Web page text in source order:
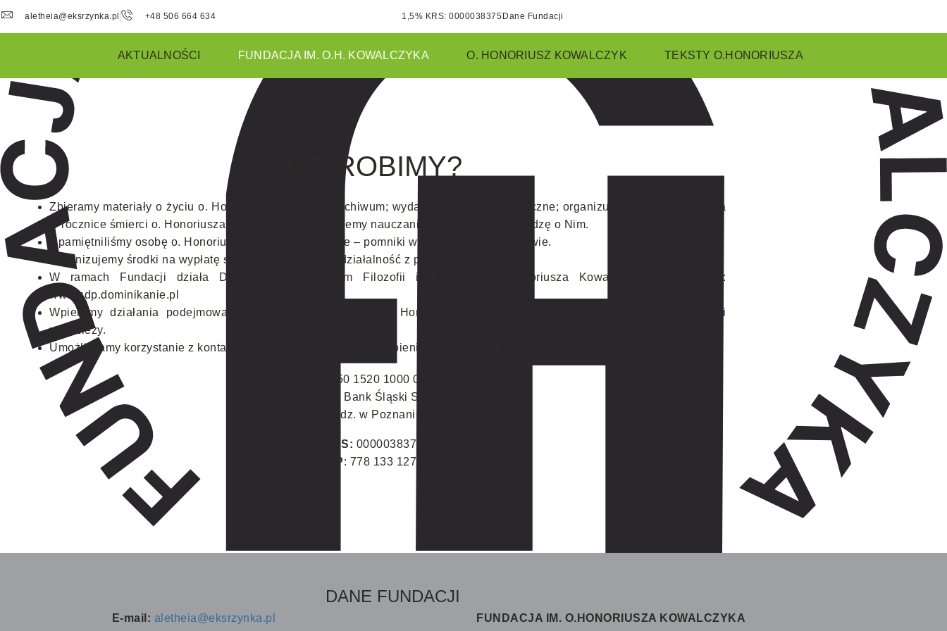
aletheia@eksrzynka.pl +48 506 664 634 1,5% KRS: 0000038375 Dane Fundacji
AKTUALNOŚCI FUNDACJA IM. O.H. KOWALCZYKA O. HONORIUSZ KOWALCZYK TEKSTY O.HONORIUSZA
CO ROBIMY?
Zbieramy materiały o życiu o. Honoriusza: tworzymy archiwum; wydajemy książki biograficzne; organizujemy sesje, spotkania
w rocznice śmierci o. Honoriusza, wystawy, popularyzujemy nauczanie o. Honoriusza i wiedzę o Nim.
Upamiętniliśmy osobę o. Honoriusza stawiając kamienie – pomniki w Poznaniu i w Wylatowie.
Organizujemy środki na wypłatę stypendiów, łącząc tę działalność z pracą wychowawczą.
W ramach Fundacji działa Dominikańskie Studium Filozofii i Teologii im. Honoriusza Kowalczyka OP. Kontakt:
www.sdp.dominikanie.pl
Wpieramy działania podejmowane w stronach rodzinnych o. Honoriusza, dotyczące kształcenia i wychowania dzieci i
młodzieży.
Umożliwiamy korzystanie z konta Fundacji osobom zbierającym pieniądze na leczenie.
PL 56 1050 1520 1000 0022 7780 0088
ING Bank Śląski SA
Oddz. w Poznaniu
KRS: 0000038375
NIP: 778 133 1272
DANE FUNDACJI
E-mail: aletheia@eksrzynka.pl
FUNDACJA IM. O.HONORIUSZA KOWALCZYKA